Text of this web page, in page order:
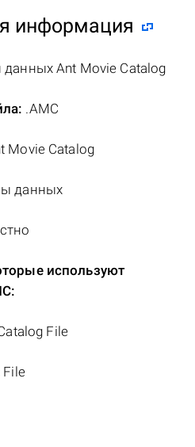
информация
Ant Movie Catalog
.AMC
Movie Catalog
данных
используют
File
File